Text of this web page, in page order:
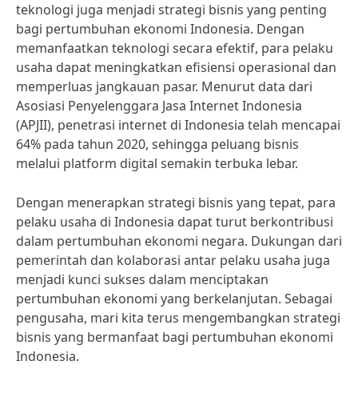
teknologi juga menjadi strategi bisnis yang penting
bagi pertumbuhan ekonomi Indonesia. Dengan
memanfaatkan teknologi secara efektif, para pelaku
usaha dapat meningkatkan efisiensi operasional dan
memperluas jangkauan pasar. Menurut data dari
Asosiasi Penyelenggara Jasa Internet Indonesia
(APJII), penetrasi internet di Indonesia telah mencapai
64% pada tahun 2020, sehingga peluang bisnis
melalui platform digital semakin terbuka lebar.
Dengan menerapkan strategi bisnis yang tepat, para
pelaku usaha di Indonesia dapat turut berkontribusi
dalam pertumbuhan ekonomi negara. Dukungan dari
pemerintah dan kolaborasi antar pelaku usaha juga
menjadi kunci sukses dalam menciptakan
pertumbuhan ekonomi yang berkelanjutan. Sebagai
pengusaha, mari kita terus mengembangkan strategi
bisnis yang bermanfaat bagi pertumbuhan ekonomi
Indonesia.